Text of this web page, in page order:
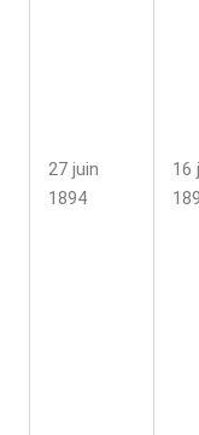
27 juin
1894
16